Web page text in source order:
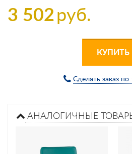
3 502руб.
КУПИТЬ
Сделать заказ
АНАЛОГИЧНЫЕ